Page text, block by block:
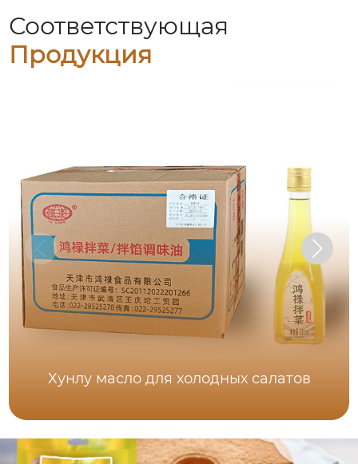
Соответствующая
Продукция
Хунлу масло для холодных салатов